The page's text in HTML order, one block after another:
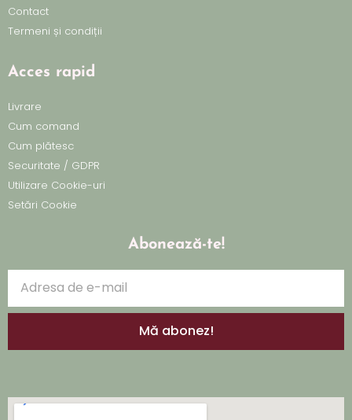
Contact
Termeni și condiții
Acces rapid
Livrare
Cum comand
Cum plătesc
Securitate / GDPR
Utilizare Cookie-uri
Setări Cookie
Abonează-te!
Mă abonez!